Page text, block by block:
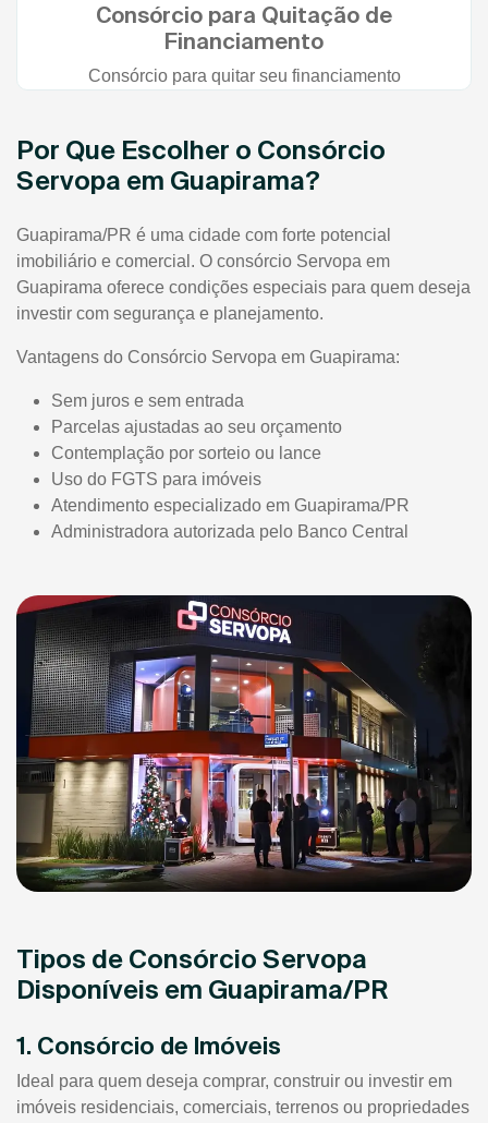
Consórcio para Quitação de
Financiamento
Consórcio para quitar seu financiamento
Por Que Escolher o Consórcio
Servopa em Guapirama?
Guapirama/PR é uma cidade com forte potencial
imobiliário e comercial. O consórcio Servopa em
Guapirama oferece condições especiais para quem deseja
investir com segurança e planejamento.
Vantagens do Consórcio Servopa em Guapirama:
Sem juros e sem entrada
Parcelas ajustadas ao seu orçamento
Contemplação por sorteio ou lance
Uso do FGTS para imóveis
Atendimento especializado em Guapirama/PR
Administradora autorizada pelo Banco Central
Tipos de Consórcio Servopa
Disponíveis em Guapirama/PR
1. Consórcio de Imóveis
Ideal para quem deseja comprar, construir ou investir em
imóveis residenciais, comerciais, terrenos ou propriedades